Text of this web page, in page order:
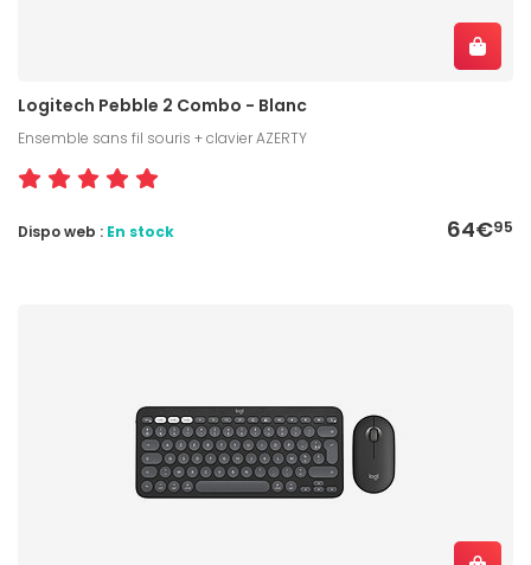
Logitech Pebble 2 Combo - Blanc
Ensemble sans fil souris + clavier AZERTY
64€95
Dispo web : En stock